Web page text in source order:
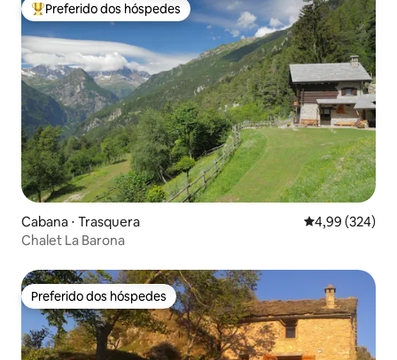
Entre os melhores preferidos dos hóspedes
Preferido dos hóspedes
Cabana ⋅ Trasquera 4,99 de uma
4,99 (324)
Chalet La Barona
Preferido dos hóspedes
Preferido dos hóspedes